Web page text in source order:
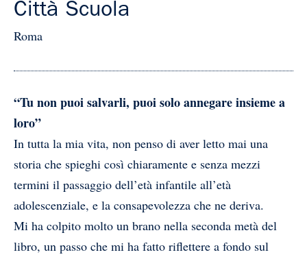
Città Scuola
Roma
“Tu non puoi salvarli, puoi solo annegare insieme a
loro”
In tutta la mia vita, non penso di aver letto mai una
storia che spieghi così chiaramente e senza mezzi
termini il passaggio dell’età infantile all’età
adolescenziale, e la consapevolezza che ne deriva.
Mi ha colpito molto un brano nella seconda metà del
libro, un passo che mi ha fatto riflettere a fondo sul